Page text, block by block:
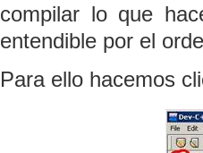
compilar lo que
entendible por el
Para ello hacemos